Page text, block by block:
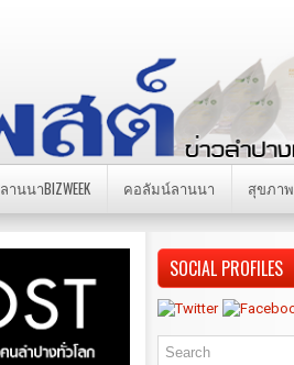
ลานนาBIZWEEK คอลัมน์ลานนา สุขภาพ
SOCIAL PROFILES